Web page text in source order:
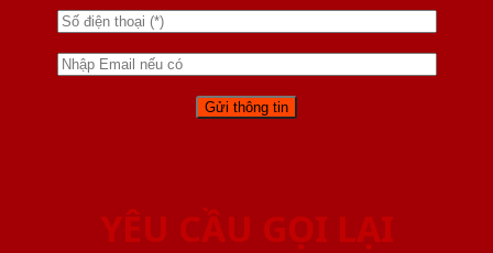
YÊU CẦU GỌI LẠI